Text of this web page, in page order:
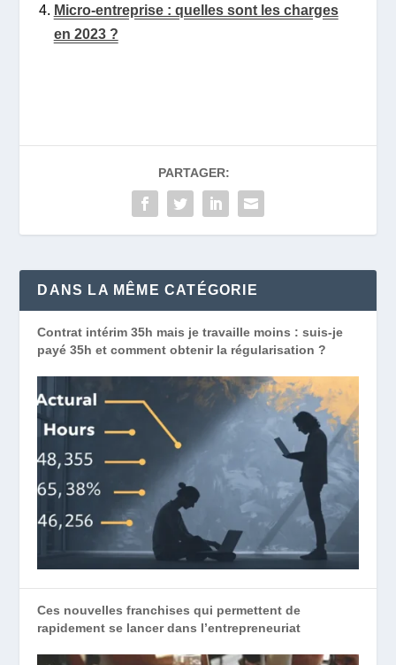
Micro-entreprise : quelles sont les charges
en 2023 ?
PARTAGER:
DANS LA MÊME CATÉGORIE
Contrat intérim 35h mais je travaille moins : suis-je
payé 35h et comment obtenir la régularisation ?
Ces nouvelles franchises qui permettent de
rapidement se lancer dans l’entrepreneuriat